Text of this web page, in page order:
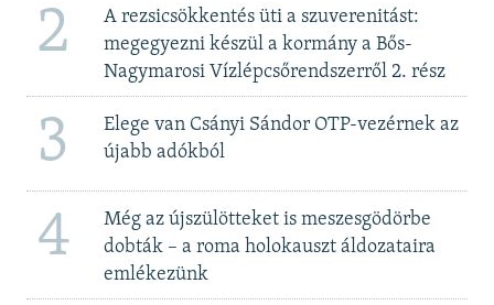
2
A rezsicsökkentés üti a szuverenitást:
megegyezni készül a kormány a Bős-
Nagymarosi Vízlépcsőrendszerről 2. rész
3
Elege van Csányi Sándor OTP-vezérnek az
újabb adókból
4
Még az újszülötteket is meszesgödörbe
dobták – a roma holokauszt áldozataira
emlékezünk